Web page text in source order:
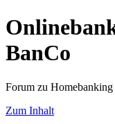
BanCo
Forum zu
Zum Inhalt